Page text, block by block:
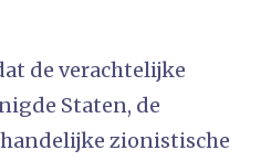
de verachtelijke
Staten, de
zionistische